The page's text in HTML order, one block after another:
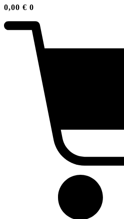
0,00 € 0